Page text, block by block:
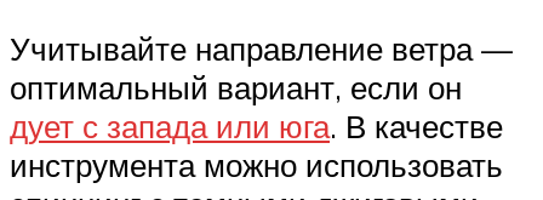
Учитывайте направление ветра —
оптимальный вариант, если он
дует с запада или юга. В качестве
инструмента можно использовать